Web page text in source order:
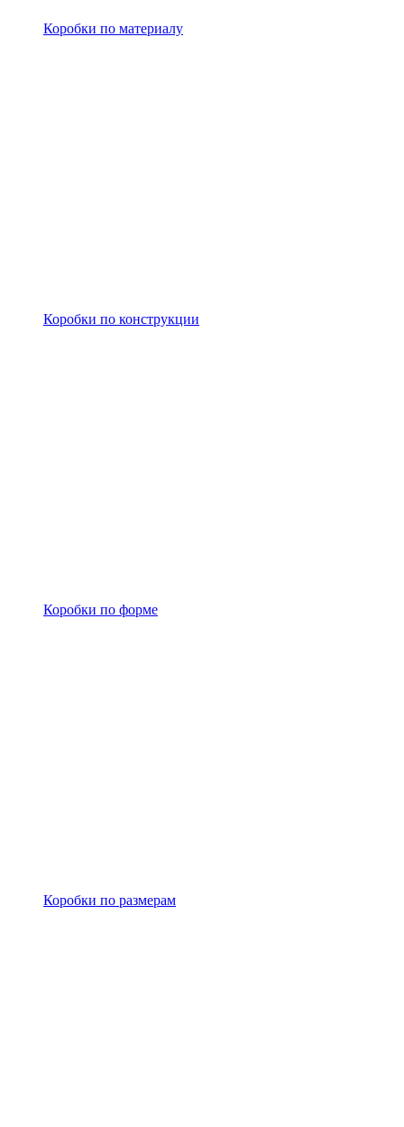
Коробки по материалу
Коробки по конструкции
Коробки по форме
Коробки по размерам